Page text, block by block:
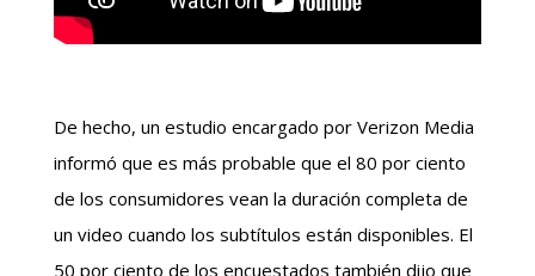
De hecho, un estudio encargado por Verizon Media
informó que es más probable que el 80 por ciento
de los consumidores vean la duración completa de
un video cuando los subtítulos están disponibles. El
50 por ciento de los encuestados también dijo que